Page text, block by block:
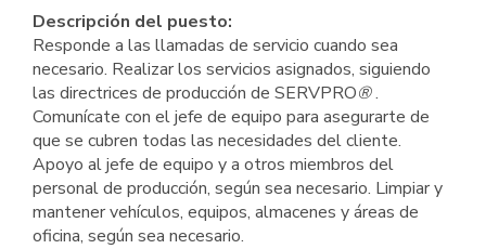
Descripción del puesto:
Responde a las llamadas de servicio cuando sea
necesario. Realizar los servicios asignados, siguiendo
las directrices de producción de SERVPRO®.
Comunícate con el jefe de equipo para asegurarte de
que se cubren todas las necesidades del cliente.
Apoyo al jefe de equipo y a otros miembros del
personal de producción, según sea necesario. Limpiar y
mantener vehículos, equipos, almacenes y áreas de
oficina, según sea necesario.